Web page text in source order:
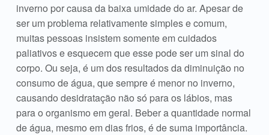
inverno por causa da baixa umidade do ar. Apesar de
ser um problema relativamente simples e comum,
muitas pessoas insistem somente em cuidados
paliativos e esquecem que esse pode ser um sinal do
corpo. Ou seja, é um dos resultados da diminuição no
consumo de água, que sempre é menor no inverno,
causando desidratação não só para os lábios, mas
para o organismo em geral. Beber a quantidade normal
de água, mesmo em dias frios, é de suma importância.